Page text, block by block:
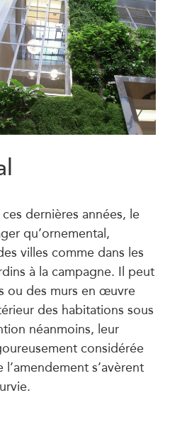
dernières années, le
qu’ornemental,
villes comme dans les
à la campagne. Il peut
ou des murs en œuvre
des habitations sous
néanmoins, leur
considérée
s’avèrent